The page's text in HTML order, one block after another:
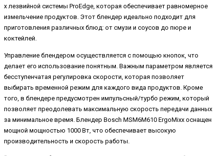
х лезвийной системы ProEdge, которая обеспечивает равномерное
измельчение продуктов. Этот блендер идеально подходит для
приготовления различных блюд: от смузи и соусов до пюре и
коктейлей.
Управление блендером осуществляется с помощью кнопок, что
делает его использование понятным. Важным параметром является
бесступенчатая регулировка скорости, которая позволяет
выбирать временной режим для каждого вида продуктов. Кроме
того, в блендере предусмотрен импульсный/турбо режим, который
позволяет преодолевать максимальную скорость передачи данных
за минимальное время. Блендер Bosch MSM6M610 ErgoMixx оснащен
мощной мощностью 1000 Вт, что обеспечивает высокую
производительность и скорость работы.